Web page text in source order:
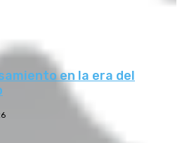
en la era del